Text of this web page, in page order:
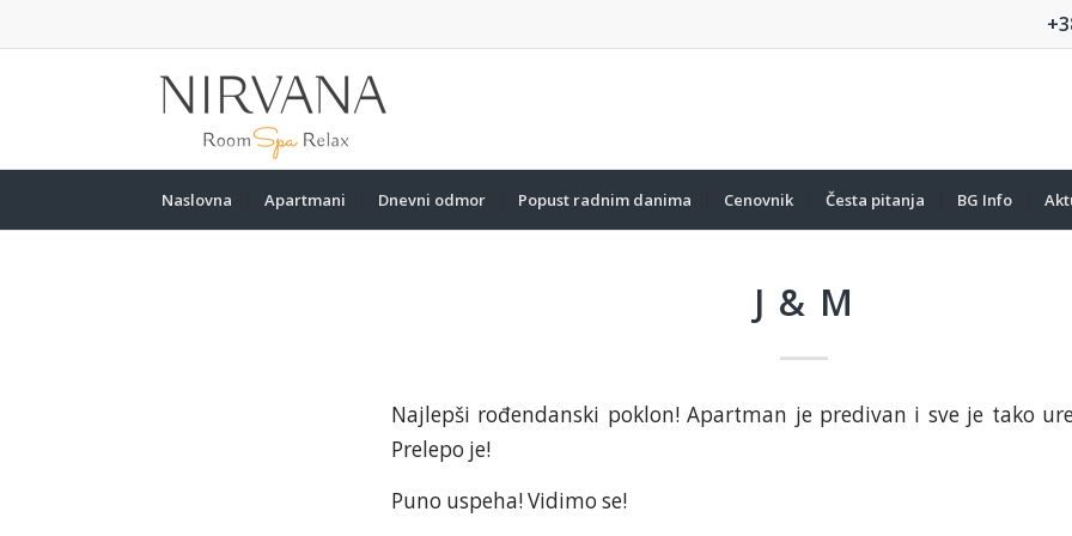
Naslovna Apartmani Dnevni odmor Popust radnim danima Cenovnik Česta pitanja BG Info
J & M
Najlepši rođendanski poklon! Apartman je predivan i sve je tako
Prelepo je!
Puno uspeha! Vidimo se!